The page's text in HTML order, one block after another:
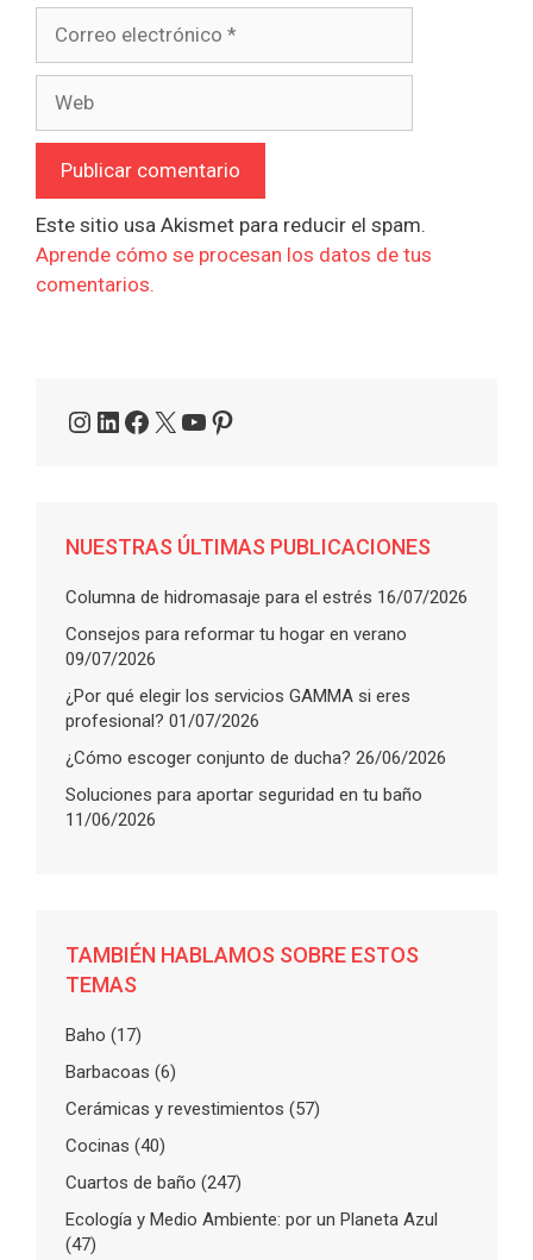
Este sitio usa Akismet para reducir el spam.
Aprende cómo se procesan los datos de tus
comentarios.
Instagram
LinkedIn
Facebook
X YouTube
Pinterest
NUESTRAS ÚLTIMAS PUBLICACIONES
Columna de hidromasaje para el estrés 16/07/2026
Consejos para reformar tu hogar en verano
09/07/2026
¿Por qué elegir los servicios GAMMA si eres
profesional? 01/07/2026
¿Cómo escoger conjunto de ducha? 26/06/2026
Soluciones para aportar seguridad en tu baño
11/06/2026
TAMBIÉN HABLAMOS SOBRE ESTOS
TEMAS
Baho (17)
Barbacoas (6)
Cerámicas y revestimientos (57)
Cocinas (40)
Cuartos de baño (247)
Ecología y Medio Ambiente: por un Planeta Azul
(47)